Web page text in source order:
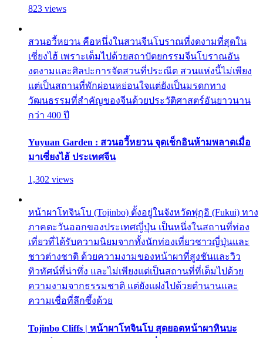
823 views
สวนอวี้หยวน คือหนึ่งในสวนจีนโบราณที่งดงามที่สุดใน
เซี่ยงไฮ้ เพราะเต็มไปด้วยสถาปัตยกรรมจีนโบราณอัน
งดงามและศิลปะการจัดสวนที่ประณีต สวนแห่งนี้ไม่เพียง
แต่เป็นสถานที่พักผ่อนหย่อนใจแต่ยังเป็นมรดกทาง
วัฒนธรรมที่สำคัญของจีนด้วยประวัติศาสตร์อันยาวนาน
กว่า 400 ปี
Yuyuan Garden : สวนอวี้หยวน จุดเช็กอินห้ามพลาดเมื่อ
มาเซี่ยงไฮ้ ประเทศจีน
1,302 views
หน้าผาโทจินโบ (Tojinbo) ตั้งอยู่ในจังหวัดฟุกุอิ (Fukui) ทาง
ภาคตะวันออกของประเทศญี่ปุ่น เป็นหนึ่งในสถานที่ท่อง
เที่ยวที่ได้รับความนิยมจากทั้งนักท่องเที่ยวชาวญี่ปุ่นและ
ชาวต่างชาติ ด้วยความงามของหน้าผาที่สูงชันและวิว
ทิวทัศน์ที่น่าทึ่ง และไม่เพียงแต่เป็นสถานที่ที่เต็มไปด้วย
ความงามจากธรรมชาติ แต่ยังแฝงไปด้วยตำนานและ
ความเชื่อที่ลึกซึ้งด้วย
Tojinbo Cliffs | หน้าผาโทจินโบ สุดยอดหน้าผาหินบะ